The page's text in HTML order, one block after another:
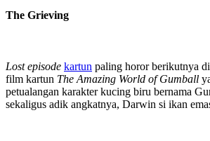
The Grieving
Lost episode kartun paling horor berikutnya
film kartun The Amazing World of Gumball
petualangan karakter kucing biru bernama
sekaligus adik angkatnya, Darwin si ikan